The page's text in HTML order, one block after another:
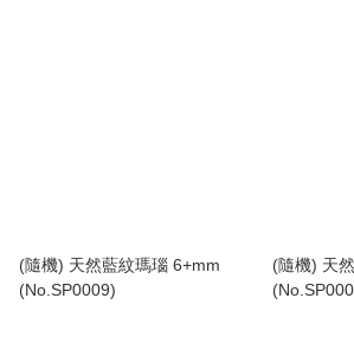
(隨機) 天然藍紋瑪瑙 6+mm
(No.SP0009)
(隨機) 天